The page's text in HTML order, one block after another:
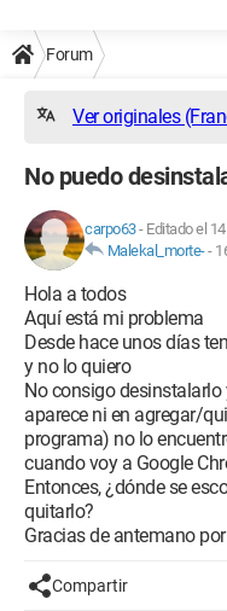
Forum
Ver originales
No puedo
carpo63- Editado el
Malekal_morte--
Hola a todos
Aquí está mi problema
Desde hace unos días
y no lo quiero
No consigo
aparece ni en agregar/
programa) no lo
cuando voy a Google
Entonces, ¿dónde se
quitarlo?
Gracias de antemano
Compartir